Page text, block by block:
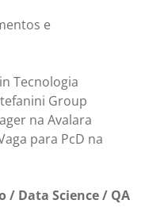
e
Tecnologia
Group
na Avalara
para PcD na
/ Data Science / QA